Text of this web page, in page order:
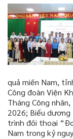
quả miền Nam,
Công đoàn Viện
Tháng Công
2026; Biểu
trình đối thoại
Nam trong kỷ